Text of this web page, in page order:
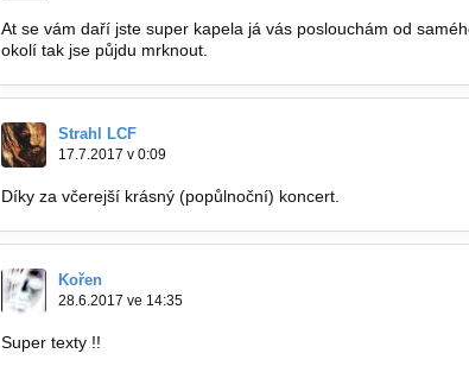
At se vám daří jste super kapela já vás poslouchám od
okolí tak jse půjdu mrknout.
Strahl LCF
17.7.2017 v 0:09
Díky za včerejší krásný (popůlnoční) koncert.
Kořen
28.6.2017 ve 14:35
Super texty !!